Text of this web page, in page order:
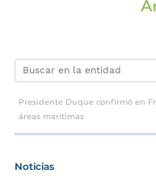
Presidente Duque confirmó en
áreas marítimas
Noticias